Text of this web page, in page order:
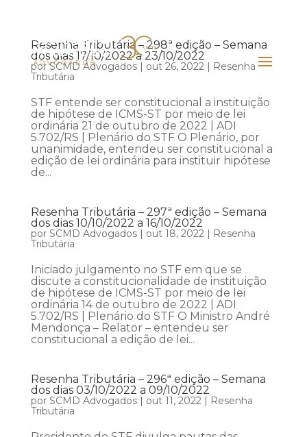
Resenha Tributária – 298ª edição – Semana
dos dias 17/10/2022 a 23/10/2022
porSCMD Advogados| out 26, 2022| Resenha
Tributária
STF entende ser constitucional a instituição
de hipótese de ICMS-ST por meio de lei
ordinária 21 de outubro de 2022 | ADI
5.702/RS | Plenário do STF O Plenário, por
unanimidade, entendeu ser constitucional a
edição de lei ordinária para instituir hipótese
de...
Resenha Tributária – 297ª edição – Semana
dos dias 10/10/2022 a 16/10/2022
por SCMD Advogados| out 18, 2022| Resenha
Tributária
Iniciado julgamento no STF em que se
discute a constitucionalidade de instituição
de hipótese de ICMS-ST por meio de lei
ordinária 14 de outubro de 2022 | ADI
5.702/RS | Plenário do STF O Ministro André
Mendonça – Relator – entendeu ser
constitucional a edição de lei...
Resenha Tributária – 296ª edição – Semana
dos dias 03/10/2022 a 09/10/2022
por SCMD Advogados| out 11, 2022| Resenha
Tributária